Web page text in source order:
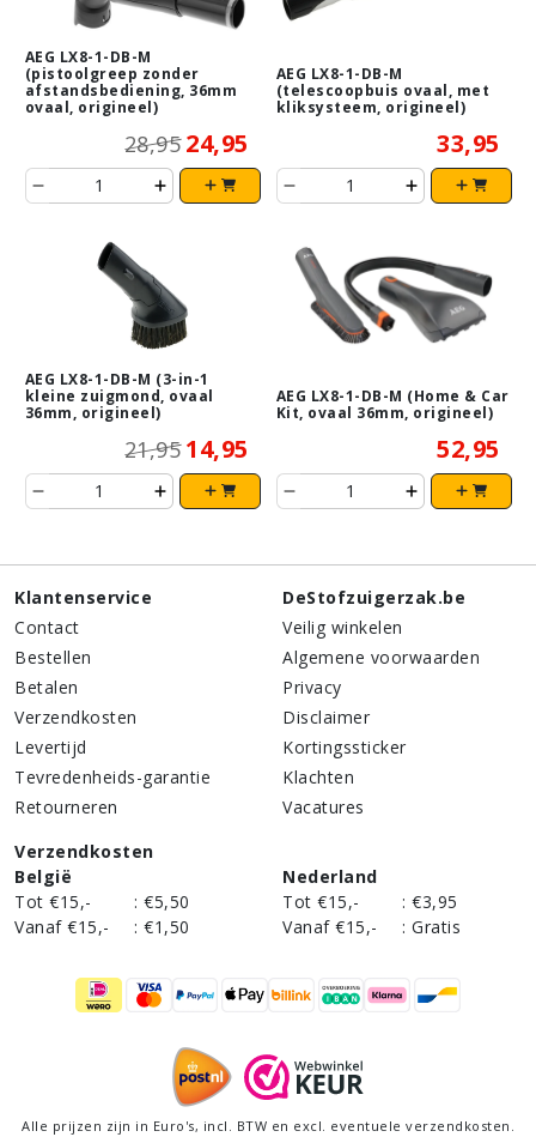
AEG LX8-1-DB-M
(pistoolgreep zonder
afstandsbediening, 36mm
ovaal, origineel)
28,95 24,95
AEG LX8-1-DB-M
(telescoopbuis ovaal, met
kliksysteem, origineel)
33,95
AEG LX8-1-DB-M (3-in-1
kleine zuigmond, ovaal
36mm, origineel)
21,95 14,95
AEG LX8-1-DB-M (Home & Car
Kit, ovaal 36mm, origineel)
52,95
Klantenservice
Contact
Bestellen
Betalen
Verzendkosten
Levertijd
Tevredenheids-garantie
Retourneren
DeStofzuigerzak.be
Veilig winkelen
Algemene voorwaarden
Privacy
Disclaimer
Kortingssticker
Klachten
Vacatures
Verzendkosten
België
Tot €15,-
: €5,50
Vanaf €15,-
: €1,50
Nederland
Tot €15,-
: €3,95
Vanaf €15,-
: Gratis
Alle prijzen zijn in Euro's, incl . BTW en excl. eventuele verzendkosten.